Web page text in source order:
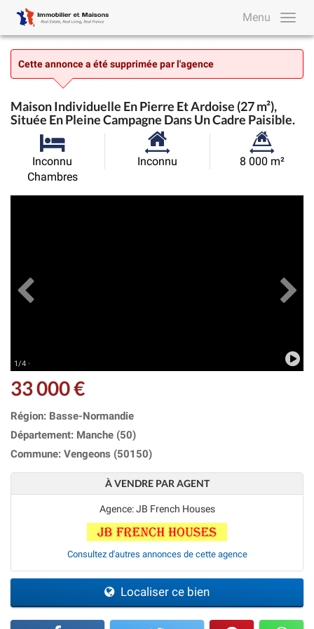
Menu
Cette annonce a été supprimée par l'agence
Maison Individuelle En Pierre Et Ardoise (27 m²),
Située En Pleine Campagne Dans Un Cadre Paisible.
Inconnu
Chambres
Surface
Inconnu
Superficie
8 000 m²
1/4 ·
33 000 €
Région: Basse-Normandie
Département: Manche (50)
Commune: Vengeons (50150)
À VENDRE PAR AGENT
Agence: JB French Houses
Consultez d'autres annonces de cette agence
Localiser ce bien